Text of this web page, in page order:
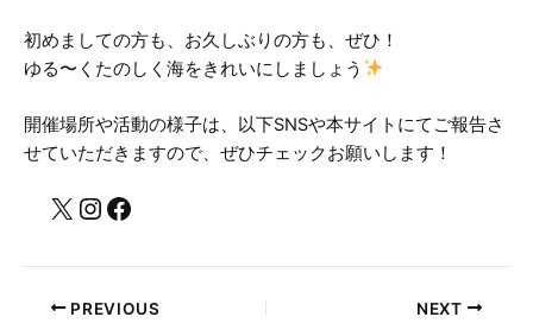
初めましての方も、お久しぶりの方も、ぜひ！
ゆる〜くたのしく海をきれいにしましょう
開催場所や活動の様子は、以下SNSや本サイトにてご報告さ
せていただきますので、ぜひチェックお願いします！
PREVIOUS NEXT